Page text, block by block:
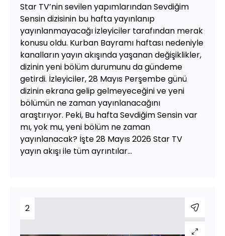
Star TV’nin sevilen yapımlarından Sevdiğim
Sensin dizisinin bu hafta yayınlanıp
yayınlanmayacağı izleyiciler tarafından merak
konusu oldu. Kurban Bayramı haftası nedeniyle
kanalların yayın akışında yaşanan değişiklikler,
dizinin yeni bölüm durumunu da gündeme
getirdi. İzleyiciler, 28 Mayıs Perşembe günü
dizinin ekrana gelip gelmeyeceğini ve yeni
bölümün ne zaman yayınlanacağını
araştırıyor. Peki, Bu hafta Sevdiğim Sensin var
mı, yok mu, yeni bölüm ne zaman
yayınlanacak? İşte 28 Mayıs 2026 Star TV
yayın akışı ile tüm ayrıntılar...
2